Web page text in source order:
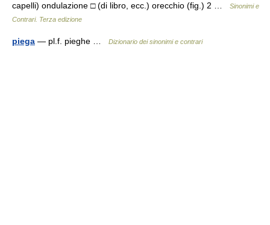
capelli) ondulazione □ (di libro, ecc.) orecchio (fig.) 2 …
Sinonimi e
Contrari. Terza edizione
piega — pl.f. pieghe … Dizionario dei sinonimi e contrari